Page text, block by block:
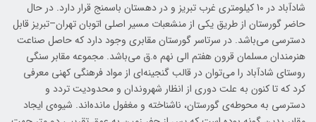
شادآباد در 10 کیلومتری غرب تبریز و در دهستان باسمنج قرار دارد. در حال
حاضر گورستان از طريق یکی از منشعبات مسیر اصلی اتوبان تهران–تبریز قابل
دسترسی می‌باشد. در سرتاسر گورستان مقابری وجود دارد که حاصل صناعت
هنرمندان مسلمان قرون هفتم الی نهم ه.ق می‌باشد. مجموعه مقابر سنگی
روستای شادآباد را می‌توان در قالب گنجینه‌ای از مواد فرهنگی کهنی معرفی
کرد که تا کنون به علت دوری از انظار شهروندان و محدودیت تردد و
دسترسی به محوطه‌ی گورستان، ناشناخته و مغفول مانده‌اند. شیوه‌ی ایجاد